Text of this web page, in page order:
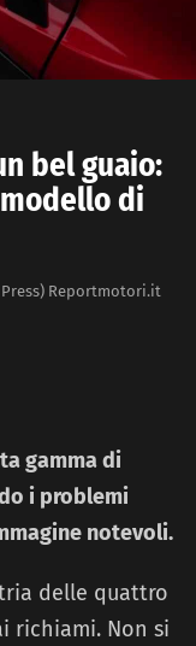
bel guaio:
di
Reportmotori.it
gamma di
i problemi
notevoli.
delle quattro
richiami. Non si